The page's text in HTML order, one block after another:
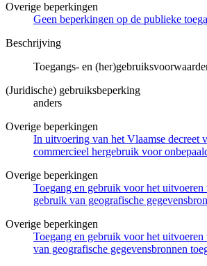
Overige beperkingen
Geen beperkingen op de publieke
Beschrijving
Toegangs- en
(Juridische) gebruiksbeperking
anders
Overige beperkingen
In uitvoering van het Vlaamse decreet
commercieel hergebruik voor
Overige beperkingen
Toegang en gebruik voor het
gebruik van geografische
Overige beperkingen
Toegang en gebruik voor het
van geografische gegevensbronnen